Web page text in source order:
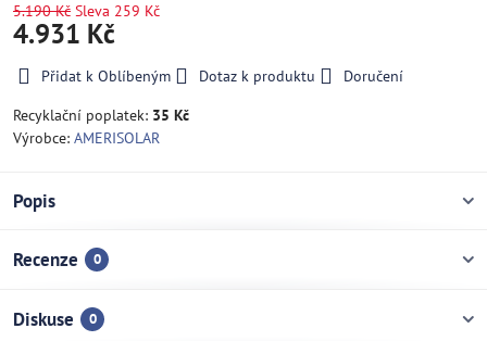
5.190 Kč Sleva 259 Kč
4.931 Kč
Přidat k Oblíbeným Dotaz k produktu
Doručení
Recyklační poplatek: 35 Kč
Výrobce: AMERISOLAR
Popis
Recenze 0
Diskuse 0